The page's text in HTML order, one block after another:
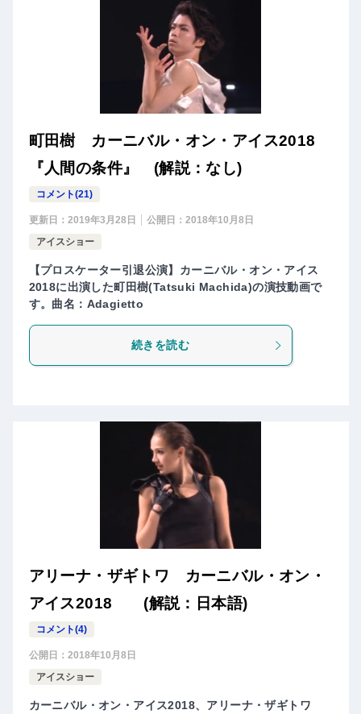
町田樹 カーニバル・オン・アイス2018
『人間の条件』 (解説：なし)
コメント(21)
更新日： 2019年3月28日 公開日： 2018年10月8日
アイスショー
【プロスケーター引退公演】カーニバル・オン・アイス
2018に出演した町田樹(Tatsuki Machida)の演技動画で
す。曲名：Adagietto
続きを読む
アリーナ・ザギトワ カーニバル・オン・
アイス2018 (解説：日本語)
コメント(4)
公開日： 2018年10月8日
アイスショー
カーニバル・オン・アイス2018、アリーナ・ザギトワ